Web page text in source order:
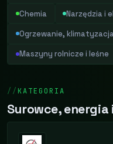
Chemia Narzędzia i
Ogrzewanie,
Maszyny rolnicze i leśne
KATEGORIA
Surowce,